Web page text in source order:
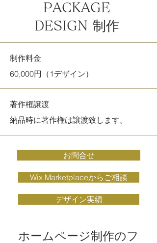
PACKAGE
DESIGN 制作
​制作料金
60,000円（1デザイン）
著作権譲渡
納品時に著作権は譲渡致します。
お問合せ
Wix Marketplaceからご相談
デザイン実績
ホームページ制作のフ